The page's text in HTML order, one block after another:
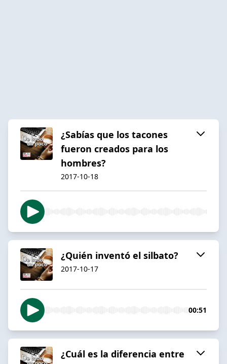
¿Sabías que los tacones
fueron creados para los
hombres?
2017-10-18
¿Quién inventó el silbato?
2017-10-17
00:51
¿Cuál es la diferencia entre